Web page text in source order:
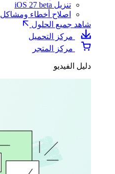
تنزيل iOS 27 beta
اصلاح أخطاء ومشاكل iOS 27
شاهد جميع الحلول
مركز التحميل
مركز المتجر
دليل الفيديو